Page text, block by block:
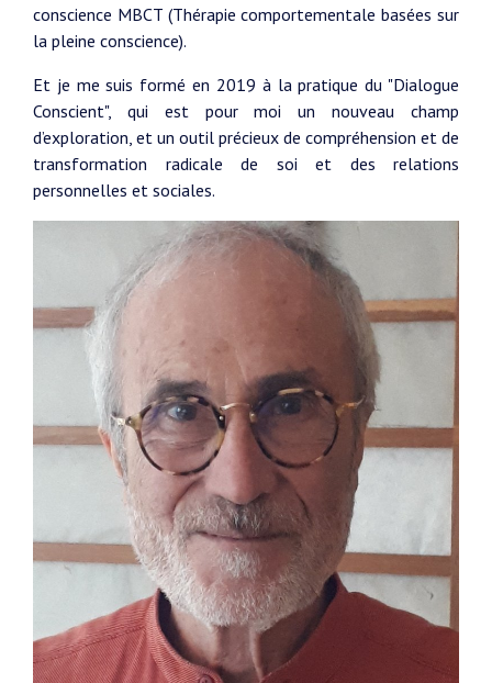
conscience MBCT (Thérapie comportementale basées sur
la pleine conscience).
Et je me suis formé en 2019 à la pratique du "Dialogue
Conscient", qui est pour moi un nouveau champ
d’exploration, et un outil précieux de compréhension et de
transformation radicale de soi et des relations
personnelles et sociales.